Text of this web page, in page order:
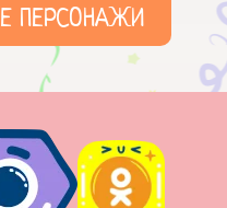
ПЕРСОНАЖИ